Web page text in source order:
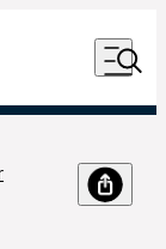
Åben
Udfør søgning